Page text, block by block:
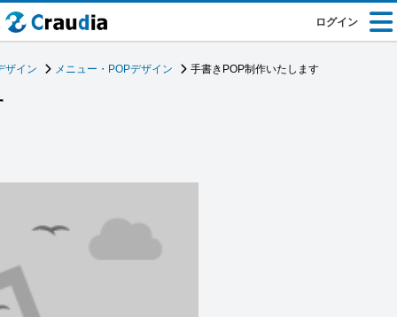
ログイン
ザイン メニュー・POPデザイン 手書きPOP制作いたします